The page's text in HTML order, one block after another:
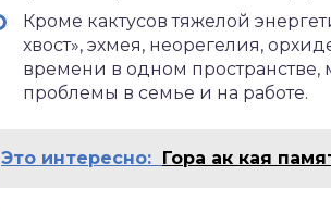
Кроме кактусов тяжелой
хвост», эхмея, неорегелия,
времени в одном пространстве,
проблемы в семье и на работе.
Это интересно: Гора ак кая